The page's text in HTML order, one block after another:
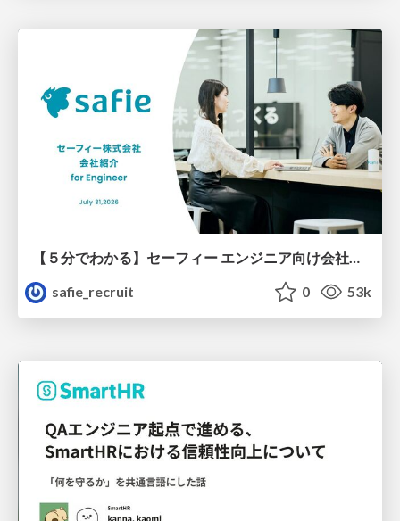
【５分でわかる】セーフィー エンジニア向け会社紹介
safie_recruit
0 53k